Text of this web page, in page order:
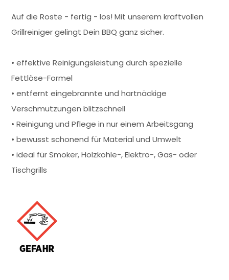
Auf die Roste - fertig - los! Mit unserem kraftvollen
Grillreiniger gelingt Dein BBQ ganz sicher.
• effektive Reinigungsleistung durch spezielle
Fettlöse-Formel
• entfernt eingebrannte und hartnäckige
Verschmutzungen blitzschnell
• Reinigung und Pflege in nur einem Arbeitsgang
• bewusst schonend für Material und Umwelt
• ideal für Smoker, Holzkohle-, Elektro-, Gas- oder
Tischgrills